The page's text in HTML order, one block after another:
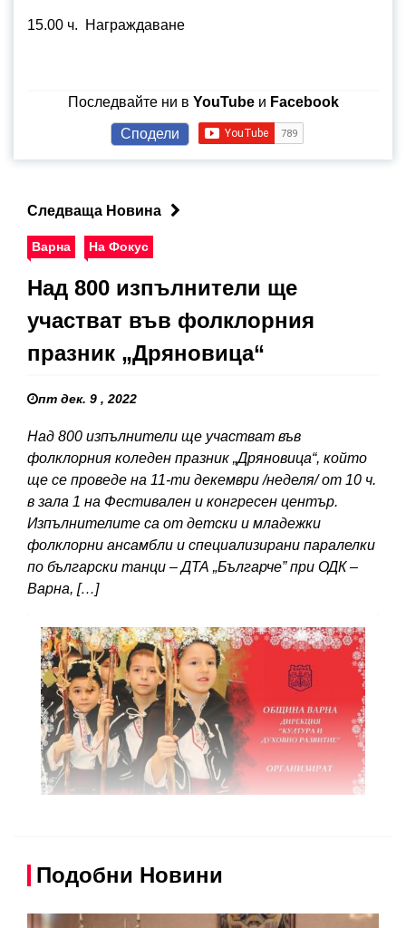
15.00 ч. Награждаване
Последвайте ни в YouTubeи Facebook
Сподели
Следваща Новина
Варна На Фокус
Над 800 изпълнители ще
участват във фолклорния
празник „Дряновица“
пт дек. 9 , 2022
Над 800 изпълнители ще участват във
фолклорния коледен празник „Дряновица“, който
ще се проведе на 11-ти декември /неделя/ от 10 ч.
в зала 1 на Фестивален и конгресен център.
Изпълнителите са от детски и младежки
фолклорни ансамбли и специализирани паралелки
по български танци – ДТА „Българче” при ОДК –
Варна, […]
Подобни Новини